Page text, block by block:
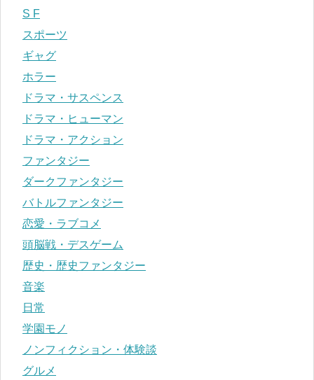
S F
スポーツ
ギャグ
ホラー
ドラマ・サスペンス
ドラマ・ヒューマン
ドラマ・アクション
ファンタジー
ダークファンタジー
バトルファンタジー
恋愛・ラブコメ
頭脳戦・デスゲーム
歴史・歴史ファンタジー
音楽
日常
学園モノ
ノンフィクション・体験談
グルメ